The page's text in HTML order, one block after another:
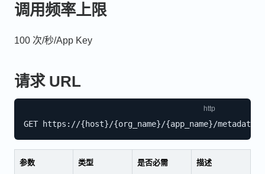
调用频率上限
100 次/秒/App Key
请求 URL
参数 类型 是否必需 描述